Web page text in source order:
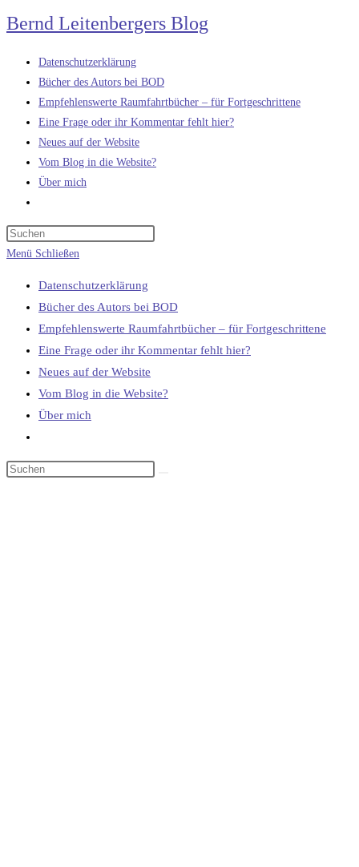
Zum
Inhalt
springen
Bernd Leitenbergers Blog
Datenschutzerklärung
Bücher des Autors bei BOD
Empfehlenswerte Raumfahrtbücher – für Fortgeschrittene
Eine Frage oder ihr Kommentar fehlt hier?
Neues auf der Website
Vom Blog in die Website?
Über mich
umschalten
Menü Schließen
Datenschutzerklärung
Bücher des Autors bei BOD
Empfehlenswerte Raumfahrtbücher – für Fortgeschrittene
Eine Frage oder ihr Kommentar fehlt hier?
Neues auf der Website
Vom Blog in die Website?
Über mich
umschalten